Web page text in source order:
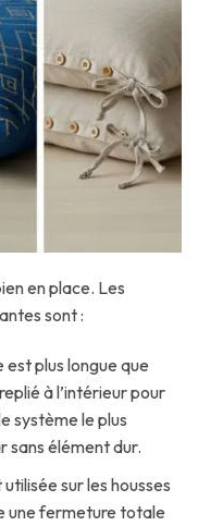
en place. Les
sont :
plus longue que
à l’intérieur pour
système le plus
sans élément dur.
sur les housses
une fermeture totale